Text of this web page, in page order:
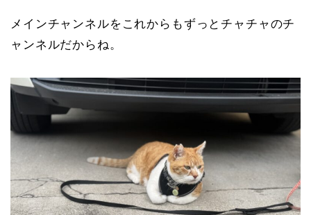
メインチャンネルをこれからもずっとチャチャのチ
ャンネルだからね。